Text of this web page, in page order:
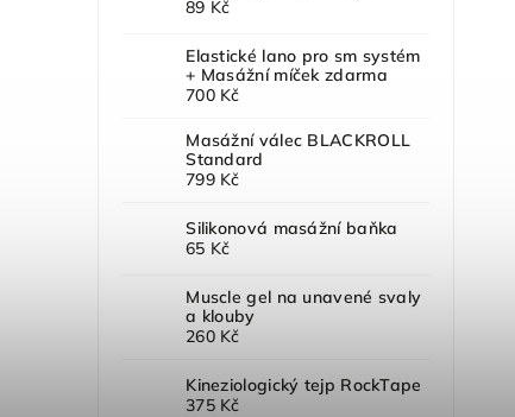
89 Kč
Elastické lano pro sm systém
+ Masážní míček zdarma
700 Kč
Masážní válec BLACKROLL
Standard
799 Kč
Silikonová masážní baňka
65 Kč
Muscle gel na unavené svaly
a klouby
260 Kč
Kineziologický tejp RockTape
375 Kč